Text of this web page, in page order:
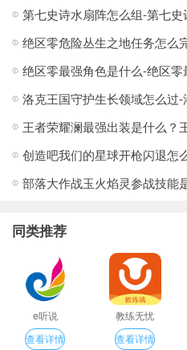
第七史诗水扇阵怎么组-第七
绝区零最强角色是什么-绝区零
同类推荐
e听说
查看详情
教练无忧
查看详情